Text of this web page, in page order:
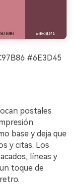
#6E3D45
postales
base y deja que
y citas. Los
líneas y
toque de